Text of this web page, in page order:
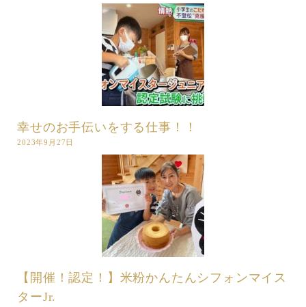
幸せのお手伝いをする仕事！！
2023年9月27日
【開催！認定！】米粉かんたんシフォンマイス
ターJr.